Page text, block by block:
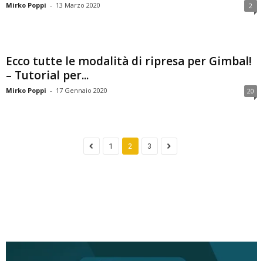
Mirko Poppi - 13 Marzo 2020 2
Ecco tutte le modalità di ripresa per Gimbal!
– Tutorial per...
Mirko Poppi - 17 Gennaio 2020 20
1 2 3